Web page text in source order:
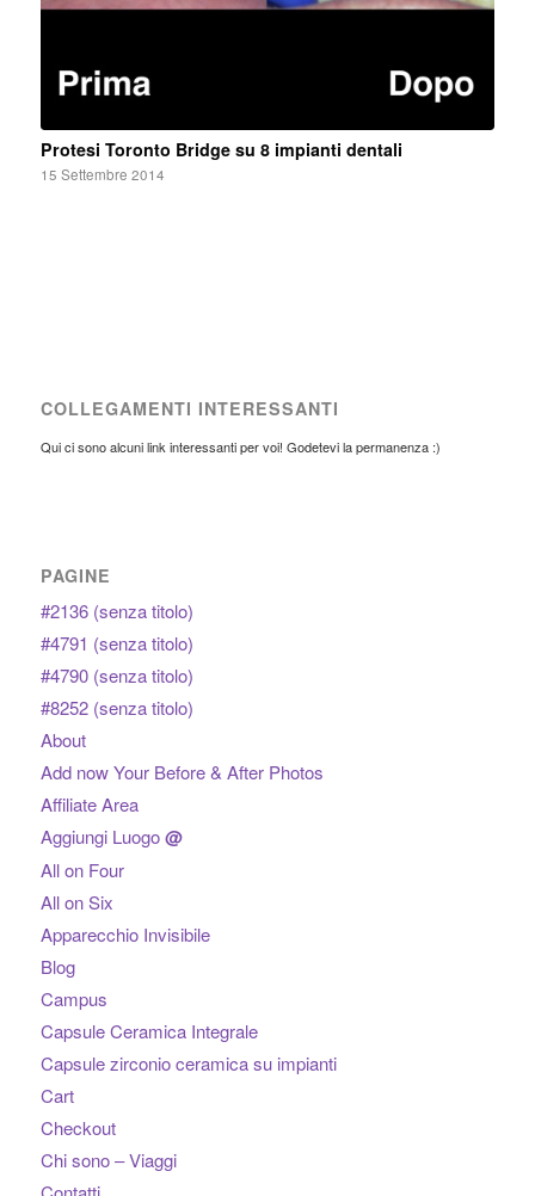
Protesi Toronto Bridge su 8 impianti dentali
15 Settembre 2014
COLLEGAMENTI INTERESSANTI
Qui ci sono alcuni link interessanti per voi! Godetevi la permanenza :)
PAGINE
#2136 (senza titolo)
#4791 (senza titolo)
#4790 (senza titolo)
#8252 (senza titolo)
About
Add now Your Before & After Photos
Affiliate Area
Aggiungi Luogo@
All on Four
All on Six
Apparecchio Invisibile
Blog
Campus
Capsule Ceramica Integrale
Capsule zirconio ceramica su impianti
Cart
Checkout
Chi sono – Viaggi